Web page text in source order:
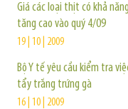
Giá các loại thịt có khả năng
tăng cao vào quý 4/09
19 | 10 | 2009
Bộ Y tế yêu cầu kiểm tra
tẩy trắng trứng gà
16 | 10 | 2009